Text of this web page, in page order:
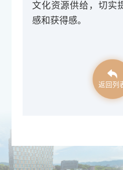
文化资源供给，切实
感和获得感。
返回列